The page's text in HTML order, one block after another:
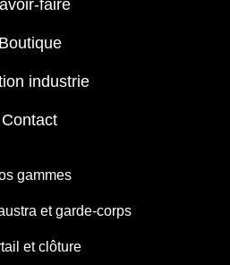
faire
Boutique
industrie
Contact
gammes
et garde-corps
et clôture